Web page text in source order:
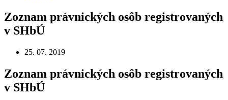
Zoznam právnických osôb registrovaných
v SHbÚ
25. 07. 2019
Zoznam právnických osôb registrovaných
v SHbÚ